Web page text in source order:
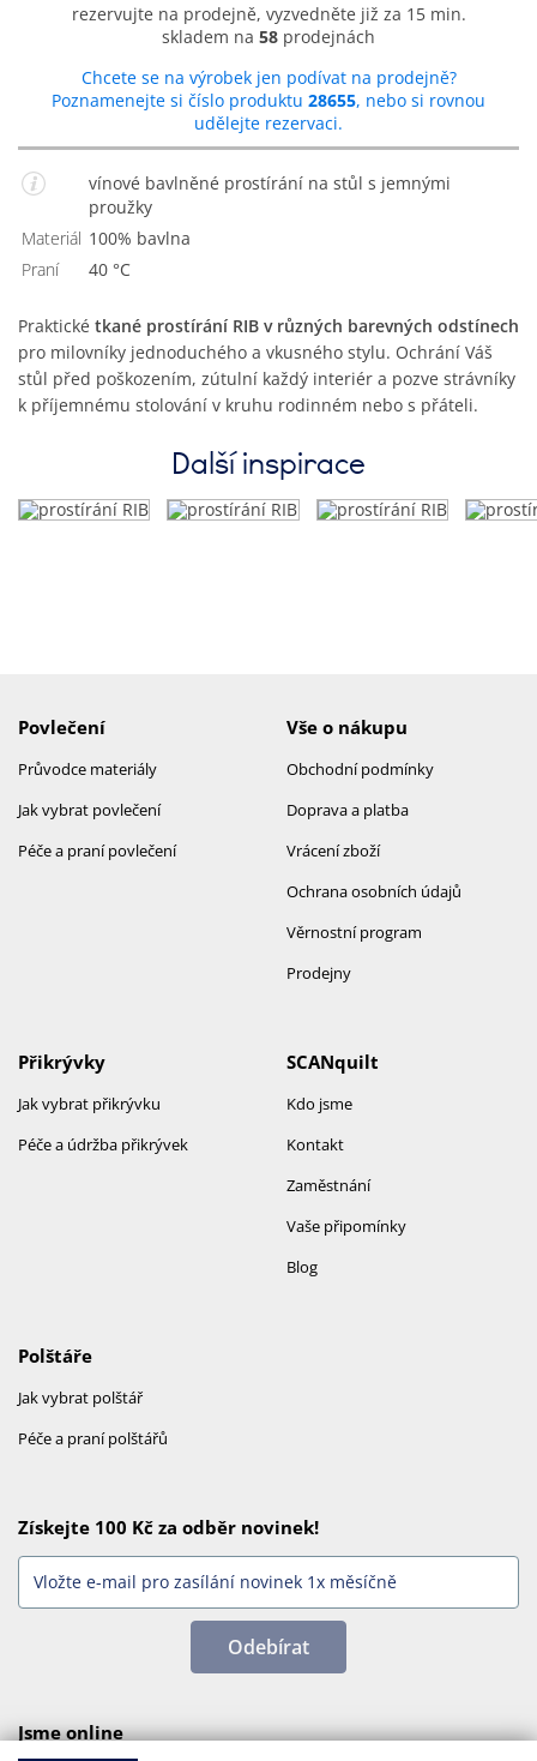
rezervujte na prodejně, vyzvedněte již za 15 min.
skladem na 58 prodejnách
Chcete se na výrobek jen podívat na prodejně?
Poznamenejte si číslo produktu 28655, nebo si rovnou
udělejte rezervaci.
vínové bavlněné prostírání na stůl s jemnými
proužky
Materiál
100% bavlna
Praní
40 °C
Praktické tkané prostírání RIB v různých barevných odstínech
pro milovníky jednoduchého a vkusného stylu. Ochrání Váš
stůl před poškozením, zútulní každý interiér a pozve strávníky
k příjemnému stolování v kruhu rodinném nebo s přáteli.
Další inspirace
Povlečení
Průvodce materiály
Jak vybrat povlečení
Péče a praní povlečení
Vše o nákupu
Obchodní podmínky
Doprava a platba
Vrácení zboží
Ochrana osobních údajů
Věrnostní program
Prodejny
SCANquilt
Kdo jsme
Kontakt
Zaměstnání
Vaše připomínky
Blog
Přikrývky
Jak vybrat přikrývku
Péče a údržba přikrývek
Polštáře
Jak vybrat polštář
Péče a praní polštářů
Získejte 100 Kč za odběr novinek!
Odebírat
Jsme online